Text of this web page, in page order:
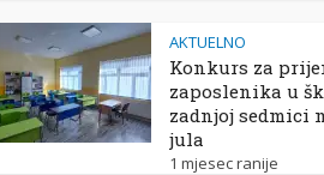
AKTUELNO
Konkurs za
zaposlenika u
zadnjoj sedmici
jula
1 mjesec ranije